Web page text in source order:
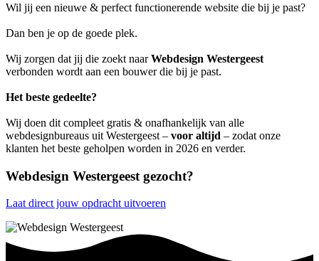
Wil jij een nieuwe & perfect functionerende website die bij je past?
Dan ben je op de goede plek.
Wij zorgen dat jij die zoekt naarWebdesign Westergeest
verbonden wordt aan een bouwer die bij je past.
Het beste gedeelte?
Wij doen dit compleet gratis & onafhankelijk van alle
webdesignbureaus uit Westergeest – voor altijd – zodat onze
klanten het beste geholpen worden in 2026 en verder.
Webdesign Westergeest gezocht?
Laat direct jouw opdracht uitvoeren